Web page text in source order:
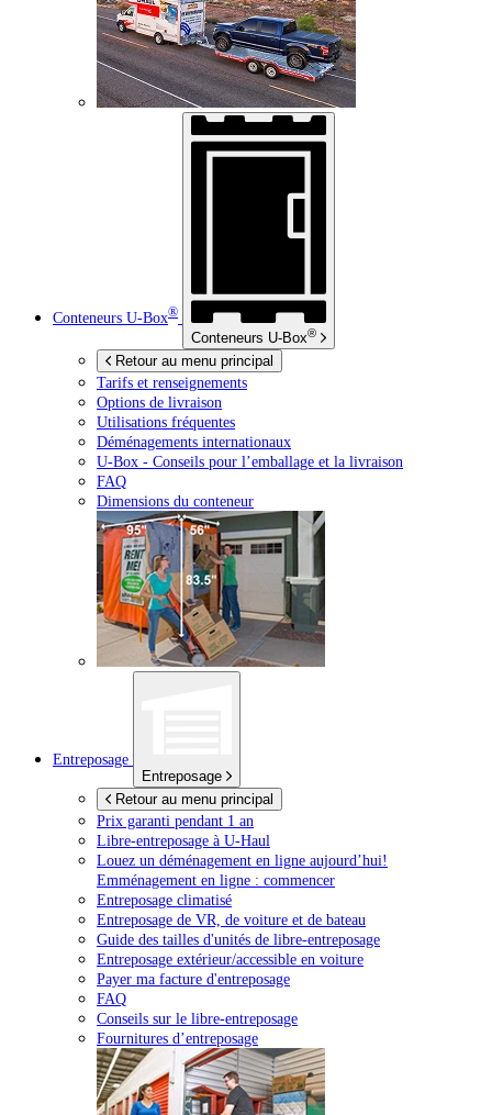
Conteneurs U-Box®
Conteneurs U-Box®
Retour au menu principal
Tarifs et renseignements
Options de livraison
Utilisations fréquentes
Déménagements internationaux
U-Box - Conseils pour l’emballage et la livraison
FAQ
Dimensions du conteneur
Entreposage
Entreposage
Retour au menu principal
Prix garanti pendant 1 an
Libre-entreposage à U-Haul
Louez un déménagement en ligne aujourd’hui!
Emménagement en ligne : commencer
Entreposage climatisé
Entreposage de VR, de voiture et de bateau
Guide des tailles d'unités de libre-entreposage
Entreposage extérieur/accessible en voiture
Payer ma facture d'entreposage
FAQ
Conseils sur le libre-entreposage
Fournitures d’entreposage